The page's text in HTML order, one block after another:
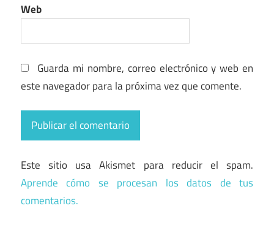
Web
Guarda mi nombre, correo electrónico y web en
este navegador para la próxima vez que comente.
Este sitio usa Akismet para reducir el spam.
Aprende cómo se procesan los datos de tus
comentarios.